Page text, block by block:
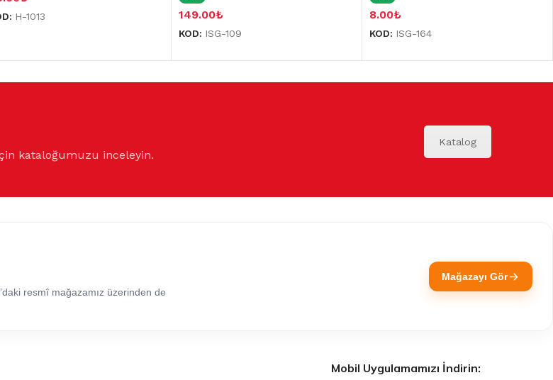
H-1013 149.00₺
KOD: ISG-109
8.00₺
KOD: ISG-164
kataloğumuzu inceleyin.
Katalog
resmî mağazamız üzerinden de
Mağazayı Gör
Mobil Uygulamamızı İndirin: